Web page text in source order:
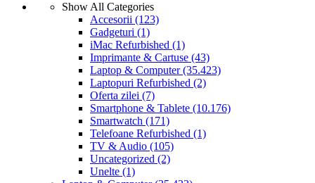
Show All Categories
Accesorii (123)
Gadgeturi (1)
iMac Refurbished (1)
Imprimante & Cartuse (43)
Laptop & Computer(35.423)
Laptopuri Refurbished (2)
Oferta zilei (7)
Smartphone & Tablete (10.176)
Smartwatch (171)
Telefoane Refurbished (1)
TV & Audio (105)
Uncategorized (2)
Unelte (1)